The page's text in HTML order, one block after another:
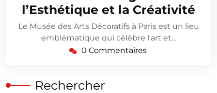
l’Esthétique et la Créativité
Le Musée des Arts Décoratifs à Paris est un lieu
emblématique qui célèbre l'art et…
0 Commentaires
Rechercher